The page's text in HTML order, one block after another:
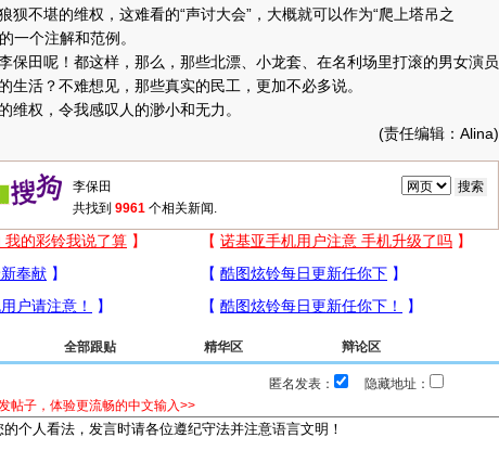
狈不堪的维权，这难看的“声讨大会”，大概就可以作为“爬上塔吊之
一个注解和范例。
田呢！都这样，那么，那些北漂、小龙套、在名利场里打滚的男女演员
生活？不难想见，那些真实的民工，更加不必多说。
权，令我感叹人的渺小和无力。
(责任编辑：Alina)
共找到 9961 个相关新闻.
全部跟贴 精华区 辩论区
匿名发表：
隐藏地址：
帖子，体验更流畅的中文输入>>